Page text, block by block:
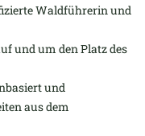
Waldführerin und
und um den Platz des
und
aus dem